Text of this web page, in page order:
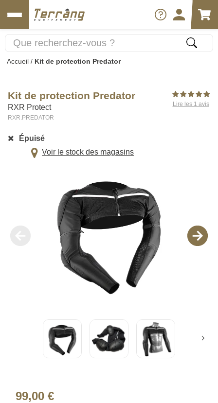
Accueil / Kit de protection Predator
Kit de protection Predator
RXR Protect
RXR.PREDATOR
Lire les 1 avis
Épuisé
Voir le stock des magasins
99,00 €